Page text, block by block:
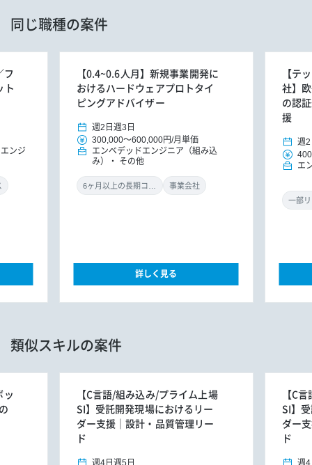
同じ職種の案件
フ
ト
ンジ
【0.4~0.6人月】新規事業開発に
おけるハードウェアプロトタイ
ピングアドバイザー
週2日 週3日
300,000～600,000円/月単価
エンベデッドエンジニア（組み込
み）
その他
事業会社
詳しく見る
【テ
社】
の認
援
週2
エ
一部
類似スキルの案件
ッ
【C言語/組み込み/プライム上場
SI】受託開発現場におけるリー
ダー支援｜設計・品質管理リー
ド
週4日 週5日
【C
SI】
ダー
ド
週4